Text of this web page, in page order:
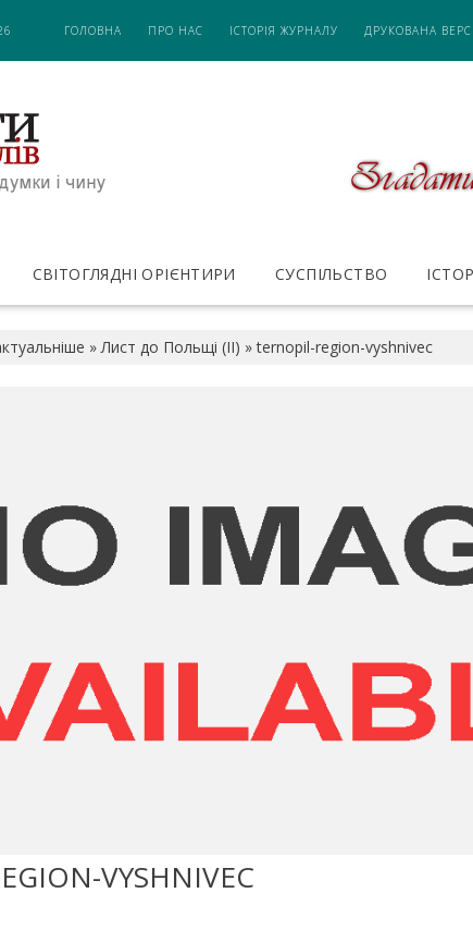
ГОЛОВНА ПРО НАС ІСТОРІЯ ЖУРНАЛУ ДРУКОВАНА
СВІТОГЛЯДНІ ОРІЄНТИРИ СУСПІЛЬСТВО
»Лист до Польщі (ІІ) »ternopil-region-vyshnivec
VYSHNIVEC